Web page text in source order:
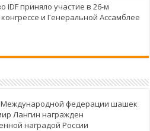
IDF приняло участие в 26-м
и Генеральной Ассамблее
федерации шашек
Лангин награжден
наградой России